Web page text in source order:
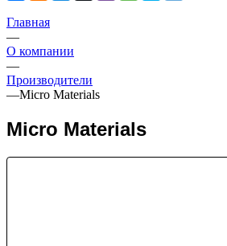
Главная
—
О компании
—
Производители
—Micro Materials
Micro Materials